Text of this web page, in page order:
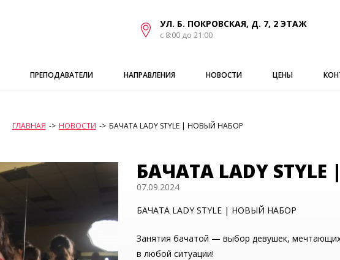
УЛ. Б. ПОКРОВСКАЯ, Д. 7, 2 ЭТАЖ
с 8:00 до 21:00
ПРЕПОДАВАТЕЛИ НАПРАВЛЕНИЯ НОВОСТИ ЦЕНЫ
ГЛАВНАЯ -> НОВОСТИ -> БАЧАТА LADY STYLE | НОВЫЙ НАБОР
БАЧАТА LADY
07.09.2024
БАЧАТА LADY STYLE | НОВЫЙ НАБОР
Занятия бачатой — выбор девушек,
в любой ситуации!